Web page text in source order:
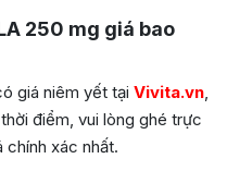
250 mg giá bao
giá niêm yết tại Vivita.vn
điểm, vui lòng ghé trực
chính xác nhất.